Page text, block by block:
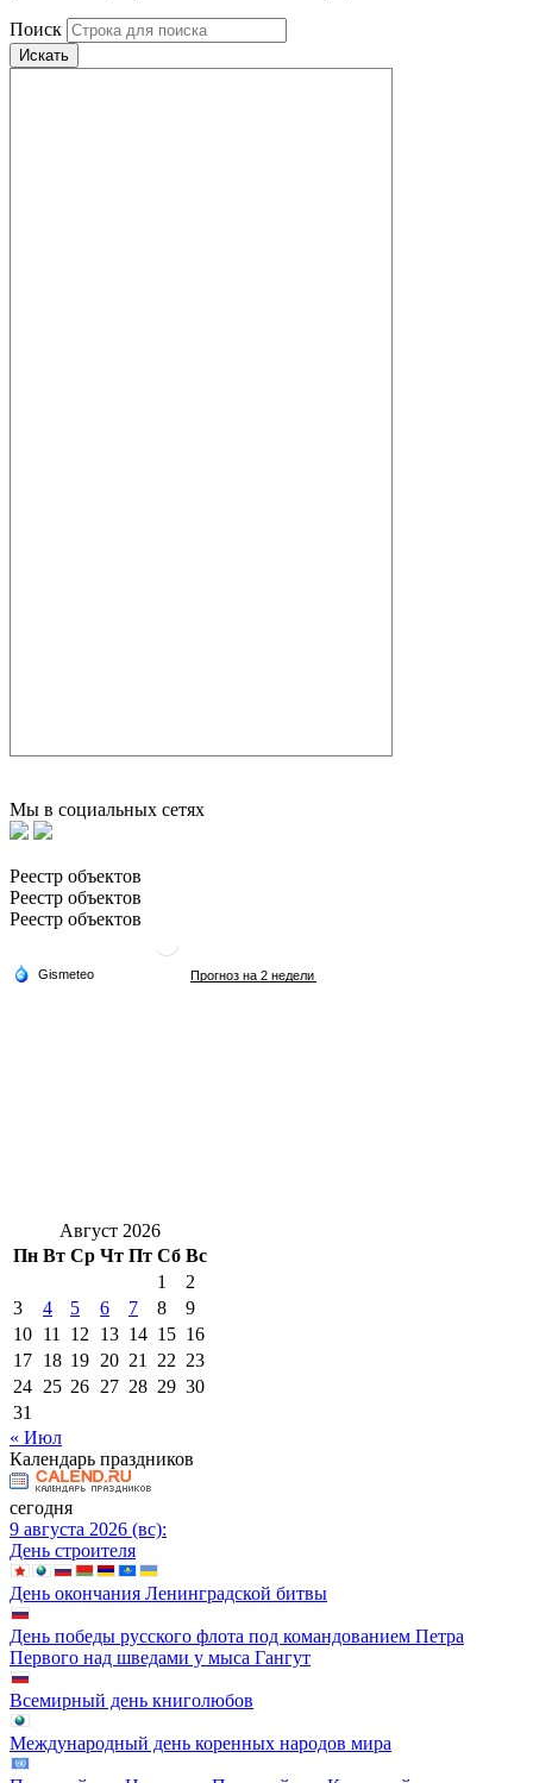
Поиск
Искать
Мы в социальных сетях
Реестр объектов
Реестр объектов
Реестр объектов
Август 2026
Пн Вт Ср Чт Пт Сб Вс
1
2
3
4 5 6 7 8
9
10 11 12 13 14 15 16
17 18 19 20 21 22 23
24 25 26 27 28 29 30
31
« Июл
Календарь праздников
сегодня
9 августа 2026 (вс):
День строителя
День окончания Ленинградской битвы
День победы русского флота под командованием Петра
Первого над шведами у мыса Гангут
Всемирный день книголюбов
Международный день коренных народов мира